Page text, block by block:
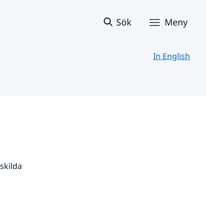
Sök Meny
In English